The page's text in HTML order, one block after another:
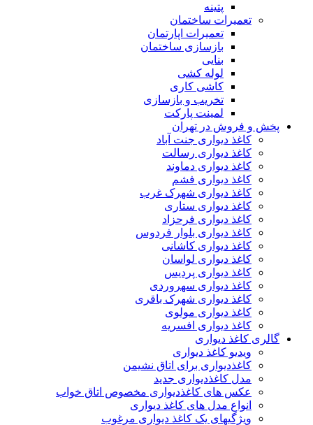
پتینه
تعمیرات ساختمان
تعمیرات اپارتمان
بازسازی ساختمان
بنایی
لوله کشی
کاشی کاری
تخریب و بازسازی
لمینت پارکت
پخش و فروش در تهران
کاغذ دیواری جنت آباد
کاغذ دیواری رسالت
کاغذ دیواری دماوند
کاغذ دیواری فشم
کاغذ دیواری شهرک غرب
کاغذ دیواری ستاری
کاغذ دیواری فرحزاد
کاغذ دیواری بلوار فردوس
کاغذ دیواری کاشانی
کاغذ دیواری لواسان
کاغذ دیواری پردیس
کاغذ دیواری سهروردی
کاغذ دیواری شهرک باقری
کاغذ دیواری مولوی
کاغذ دیواری افسریه
گالری کاغذ دیواری
ویدیو کاغذ دیواری
کاغذدیواری برای اتاق نشیمن
مدل کاغذدیواری جدید
عکس های کاغذدیواری مخصوص اتاق خواب
انواع مدل های کاغذ دیواری
ویژگیهای یک کاغذ دیواری مرغوب